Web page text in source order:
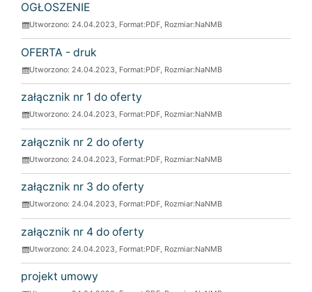
OGŁOSZENIE
Utworzono: 24.04.2023, Format: PDF, Rozmiar:NaNMB
OFERTA - druk
Utworzono: 24.04.2023, Format:PDF, Rozmiar:NaNMB
załącznik nr 1 do oferty
Utworzono: 24.04.2023, Format: PDF, Rozmiar:NaNMB
załącznik nr 2 do oferty
Utworzono: 24.04.2023, Format:PDF, Rozmiar:NaNMB
załącznik nr 3 do oferty
Utworzono: 24.04.2023, Format: PDF, Rozmiar:NaNMB
załącznik nr 4 do oferty
Utworzono: 24.04.2023, Format:PDF, Rozmiar:NaNMB
projekt umowy